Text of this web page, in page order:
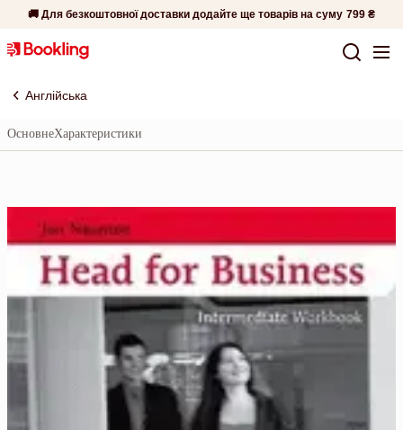
🚚 Для безкоштовної доставки додайте ще товарів на суму 799 ₴
Англійська
ОсновнеХарактеристики